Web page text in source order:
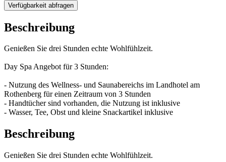
Verfügbarkeit abfragen
Beschreibung
Genießen Sie drei Stunden echte Wohlfühlzeit.
Day Spa Angebot für 3 Stunden:
- Nutzung des Wellness- und Saunabereichs im Landhotel am
Rothenberg für einen Zeitraum von 3 Stunden
- Handtücher sind vorhanden, die Nutzung ist inklusive
- Wasser, Tee, Obst und kleine Snackartikel inklusive
Beschreibung
Genießen Sie drei Stunden echte Wohlfühlzeit.